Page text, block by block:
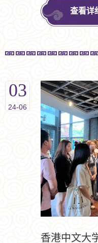
增进双方书院相
查看详
03
24-06
香港中文大